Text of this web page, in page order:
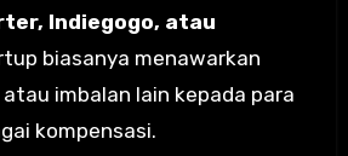
Indiegogo, atau
biasanya menawarkan
imbalan lain kepada para
kompensasi.